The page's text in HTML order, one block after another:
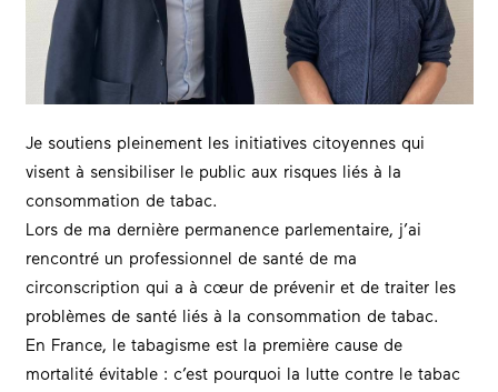
Je soutiens pleinement les initiatives citoyennes qui
visent à sensibiliser le public aux risques liés à la
consommation de tabac.
Lors de ma dernière permanence parlementaire, j’ai
rencontré un professionnel de santé de ma
circonscription qui a à cœur de prévenir et de traiter les
problèmes de santé liés à la consommation de tabac.
En France, le tabagisme est la première cause de
mortalité évitable : c’est pourquoi la lutte contre le tabac